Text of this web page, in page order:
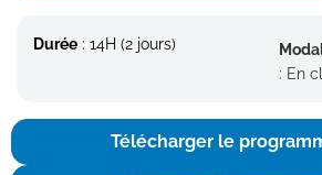
Durée : 14H (2 jours)
: En
Télécharger le